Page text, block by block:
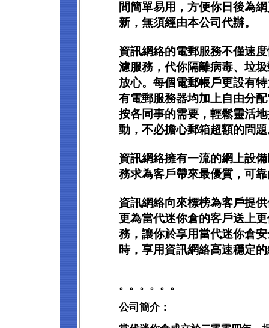
間簡單易用，方便你日後為
新，無須經由本公司代辦。
資訊網絡的電郵服務不僅速
濾服務，代你隔離病毒、垃
放心。每個電郵帳戶更設有
有電郵服務器均加上自由分
按各同事的需要，輕鬆靈活
動，不必擔心郵箱超額的問
資訊網絡擁有一流的網上設
務求為客戶帶來最優質，可
資訊網絡向來標榜為客戶提
更為當代迷你倉的客戶送上
務，讓你於享用當代迷你倉
時，享用資訊網絡高速穩定
。。。。。。
公司簡介：